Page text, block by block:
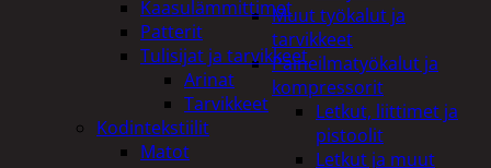
Muut työkalut ja
tarvikkeet
Paineilmatyökalut ja
kompressorit
Letkut, liittimet ja
pistoolit
Letkut ja muut
Kaasulämmittimet
Patterit
Tulisijat ja tarvikkeet
Arinat
Tarvikkeet
Kodintekstiilit
Matot